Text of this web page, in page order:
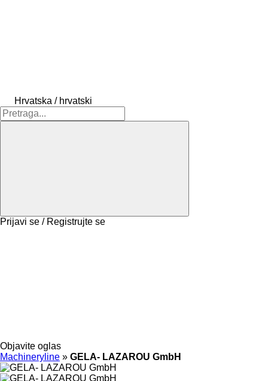
Hrvatska / hrvatski
Prijavi se / Registrujte se
Objavite oglas
Machineryline » GELA- LAZAROU GmbH